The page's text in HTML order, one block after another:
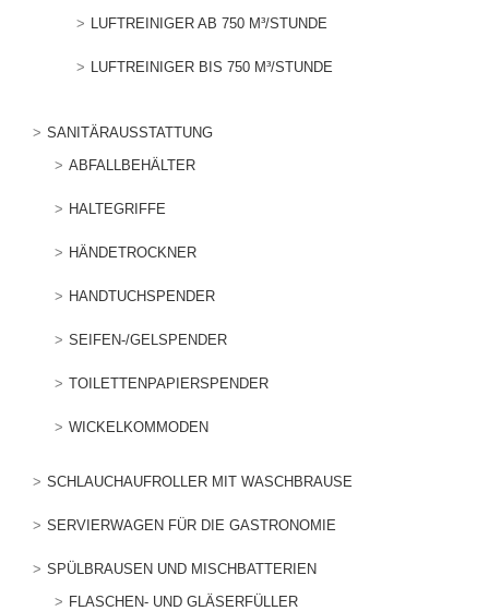
LUFTREINIGER AB 750 M³/STUNDE
LUFTREINIGER BIS 750 M³/STUNDE
SANITÄRAUSSTATTUNG
ABFALLBEHÄLTER
HALTEGRIFFE
HÄNDETROCKNER
HANDTUCHSPENDER
SEIFEN-/GELSPENDER
TOILETTENPAPIERSPENDER
WICKELKOMMODEN
SCHLAUCHAUFROLLER MIT WASCHBRAUSE
SERVIERWAGEN FÜR DIE GASTRONOMIE
SPÜLBRAUSEN UND MISCHBATTERIEN
FLASCHEN- UND GLÄSERFÜLLER